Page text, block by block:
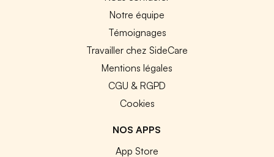
Notre équipe
Témoignages
Travailler chez SideCare
Mentions légales
CGU & RGPD
Cookies
NOS APPS
App Store